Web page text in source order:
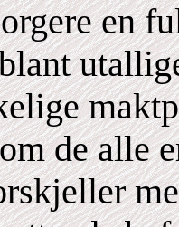
en
de alle